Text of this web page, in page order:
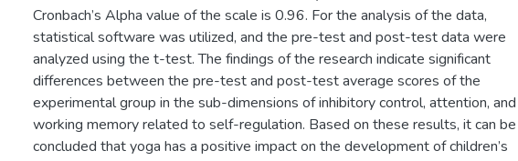
Cronbach’s Alpha value of the scale is 0.96. For the analysis of the data,
statistical software was utilized, and the pre-test and post-test data were
analyzed using the t-test. The findings of the research indicate significant
differences between the pre-test and post-test average scores of the
experimental group in the sub-dimensions of inhibitory control, attention, and
working memory related to self-regulation. Based on these results, it can be
concluded that yoga has a positive impact on the development of children’s